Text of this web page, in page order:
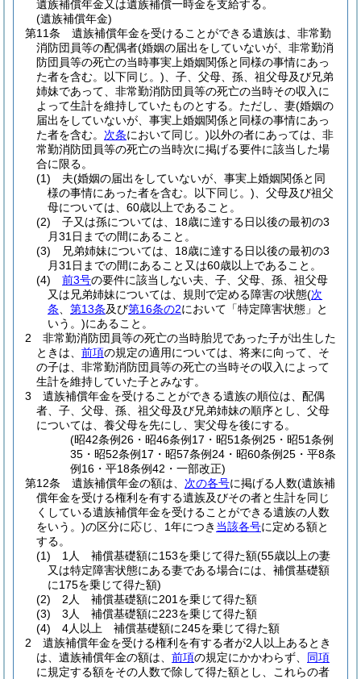
遺族補償年金又は遺族補償一時金を支給する。
(遺族補償年金)
第11条
遺族補償年金を受けることができる遺族は、非常勤
消防団員等の配偶者(婚姻の届出をしていないが、非常勤消
防団員等の死亡の当時事実上婚姻関係と同様の事情にあっ
た者を含む。以下同じ。) 、子、父母、孫、祖父母及び兄弟
姉妹であって、非常勤消防団員等の死亡の当時その収入に
よって生計を維持していたものとする。 ただし、妻(婚姻の
届出をしていないが、事実上婚姻関係と同様の事情にあっ
た者を含む。 次条において同じ。)以外の者にあっては、非
常勤消防団員等の死亡の当時次に掲げる要件に該当した場
合に限る。
(1)
夫(婚姻の届出をしていないが、事実上婚姻関係と同
様の事情にあった者を含む。以下同じ。) 、父母及び祖父
母については、60歳以上であること。
(2)
子又は孫については、18歳に達する日以後の最初の3
月31日までの間にあること。
(3)
兄弟姉妹については、18歳に達する日以後の最初の3
月31日までの間にあること又は60歳以上であること。
(4)
前3号の要件に該当しない夫、子、父母、孫、祖父母
又は兄弟姉妹については、規則で定める障害の状態(次
条
第13条及び第16条の2において「特定障害状態」と
いう。)にあること。
2
非常勤消防団員等の死亡の当時胎児であった子が出生した
ときは、 前項の規定の適用については、将来に向って、そ
の子は、非常勤消防団員等の死亡の当時その収入によって
生計を維持していた子とみなす。
3
遺族補償年金を受けることができる遺族の順位は、配偶
者、子、父母、孫、祖父母及び兄弟姉妹の順序とし、父母
については、養父母を先にし、実父母を後にする。
(昭42条例26・昭46条例17・昭51条例25・昭51条例
35・昭52条例17・昭57条例24・昭60条例25・平8条
例16・平18条例42・一部改正)
第12条
遺族補償年金の額は、 次の各号に掲げる人数(遺族補
償年金を受ける権利を有する遺族及びその者と生計を同じ
くしている遺族補償年金を受けることができる遺族の人数
をいう。)の区分に応じ、1年につき 当該各号に定める額と
する。
(1)
1人 補償基礎額に153を乗じて得た額(55歳以上の妻
又は特定障害状態にある妻である場合には、補償基礎額
に175を乗じて得た額)
(2)
2人 補償基礎額に201を乗じて得た額
(3)
3人 補償基礎額に223を乗じて得た額
(4)
4人以上 補償基礎額に245を乗じて得た額
2
遺族補償年金を受ける権利を有する者が2人以上あるとき
は、遺族補償年金の額は、 前項の規定にかかわらず、 同項
に規定する額をその人数で除して得た額とし、これらの者